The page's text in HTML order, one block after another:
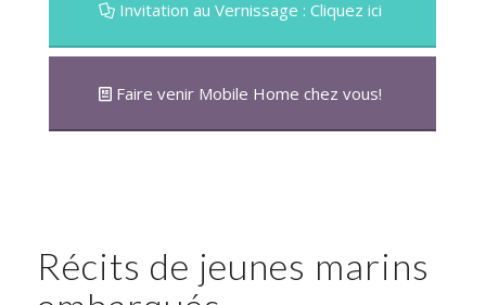
Invitation au Vernissage : Cliquez ici
Faire venir Mobile Home chez vous!
Récits de jeunes marins